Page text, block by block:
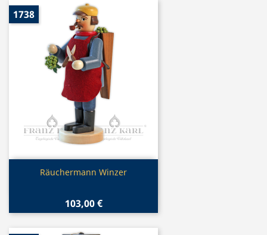
Vorschau
Räuchermann Winzer
103,00 €
1738